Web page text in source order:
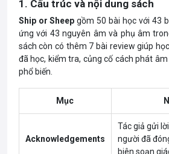
1. Cấu trúc và nội dung sách
Ship or Sheep gồm 50 bài học với 43
ứng với 43 nguyên âm và phụ âm
sách còn có thêm 7 bài review giúp
đã học, kiểm tra, củng cố cách phát
phổ biến.
Mục
Acknowledgements
Tác giả gửi
người đã
biên soạn